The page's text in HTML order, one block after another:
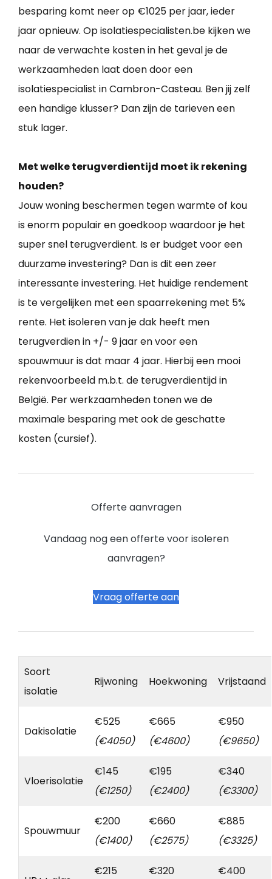
besparing komt neer op €1025 per jaar, ieder
jaar opnieuw. Op isolatiespecialisten.be kijken we
naar de verwachte kosten in het geval je de
werkzaamheden laat doen door een
isolatiespecialist in Cambron-Casteau. Ben jij zelf
een handige klusser? Dan zijn de tarieven een
stuk lager.
Met welke terugverdientijd moet ik rekening
houden?
Jouw woning beschermen tegen warmte of kou
is enorm populair en goedkoop waardoor je het
super snel terugverdient. Is er budget voor een
duurzame investering? Dan is dit een zeer
interessante investering. Het huidige rendement
is te vergelijken met een spaarrekening met 5%
rente. Het isoleren van je dak heeft men
terugverdien in +/- 9 jaar en voor een
spouwmuur is dat maar 4 jaar. Hierbij een mooi
rekenvoorbeeld m.b.t. de terugverdientijd in
België. Per werkzaamheden tonen we de
maximale besparing met ook de geschatte
kosten (cursief).
Offerte aanvragen
Vandaag nog een offerte voor isoleren
aanvragen?
Vraag offerte aan
Soort
isolatie
Rijwoning Hoekwoning Vrijstaand
Dakisolatie
€525
(€4050)
€665
(€4600)
€950
(€9650)
Vloerisolatie
€145
(€1250)
€195
(€2400)
€340
(€3300)
Spouwmuur
€200
(€1400)
€660
(€2575)
€885
(€3325)
€215 €320 €400